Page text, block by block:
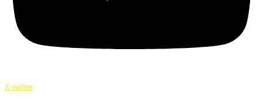
X-twitter